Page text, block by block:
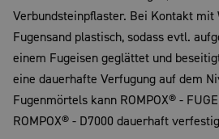
Verbundsteinpflaster. Bei Kontakt mit
Fugensand plastisch, sodass evtl.
einem Fugeisen geglättet und
eine dauerhafte Verfugung auf dem
Fugenmörtels kann ROMPOX® -
ROMPOX® - D7000 dauerhaft